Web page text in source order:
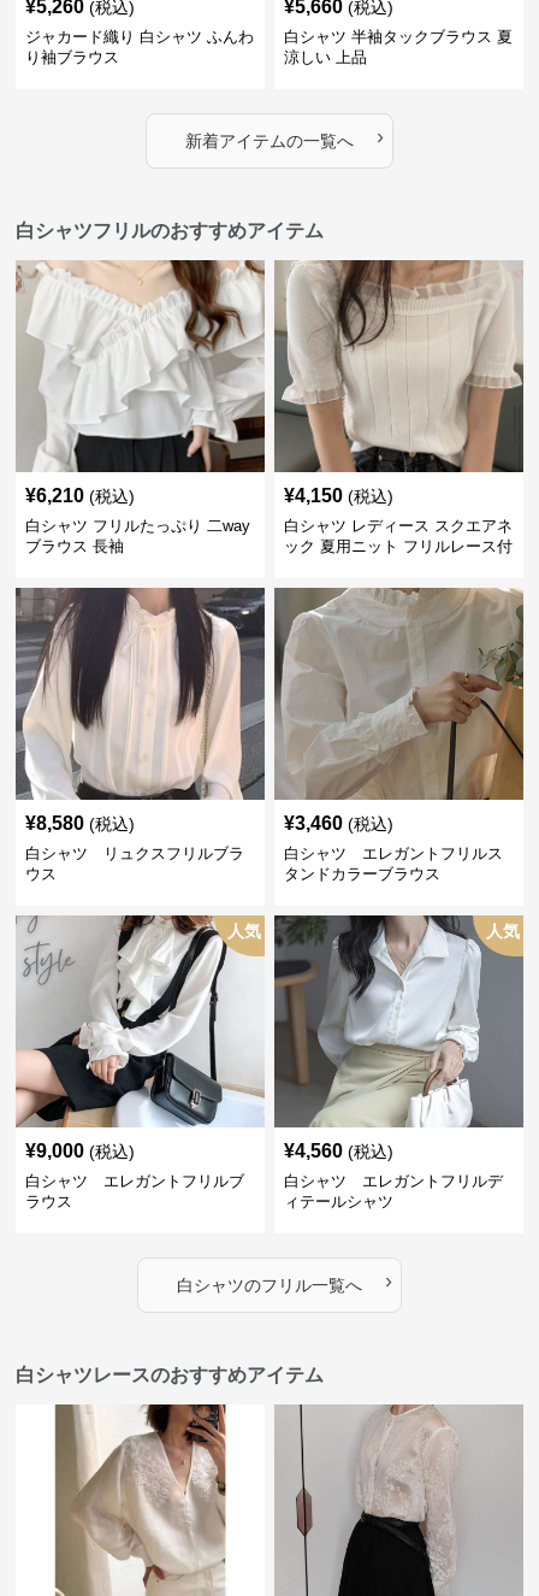
¥5,260 (税込)
ジャカード織り 白シャツ ふんわ
り袖ブラウス
¥5,660 (税込)
白シャツ 半袖タックブラウス 夏
涼しい 上品
新着アイテムの一覧へ ›
白シャツフリルのおすすめアイテム
¥6,210 (税込)
白シャツ フリルたっぷり 二way
ブラウス 長袖
¥4,150 (税込)
白シャツ レディース スクエアネ
ック 夏用ニット フリルレース付
¥8,580 (税込)
白シャツ リュクスフリルブラ
ウス
¥3,460 (税込)
白シャツ エレガントフリルス
タンドカラーブラウス
人気
¥9,000 (税込)
白シャツ エレガントフリルブ
ラウス
人気
¥4,560 (税込)
白シャツ エレガントフリルデ
ィテールシャツ
白シャツのフリル一覧へ ›
白シャツレースのおすすめアイテム